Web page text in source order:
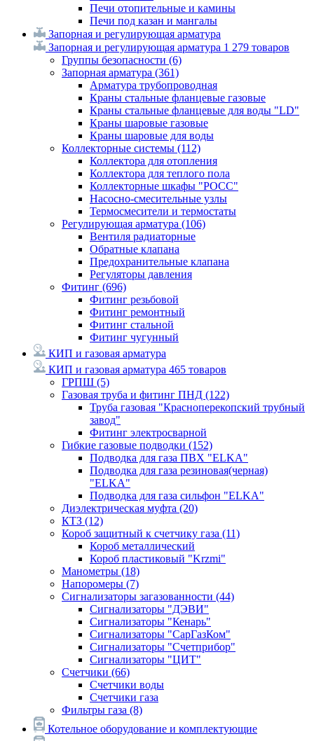
Печи отопительные и камины
Печи под казан и мангалы
Запорная и регулирующая арматура
Запорная и регулирующая арматура 1 279 товаров
Группы безопасности (6)
Запорная арматура (361)
Арматура трубопроводная
Краны стальные фланцевые газовые
Краны стальные фланцевые для воды "LD"
Краны шаровые газовые
Краны шаровые для воды
Коллекторные системы (112)
Коллектора для отопления
Коллектора для теплого пола
Коллекторные шкафы "РОСС"
Насосно-смесительные узлы
Термосмесители и термостаты
Регулирующая арматура (106)
Вентиля радиаторные
Обратные клапана
Предохранительные клапана
Регуляторы давления
Фитинг (696)
Фитинг резьбовой
Фитинг ремонтный
Фитинг стальной
Фитинг чугунный
КИП и газовая арматура
КИП и газовая арматура 465 товаров
ГРПШ (5)
Газовая труба и фитинг ПНД (122)
Труба газовая "Красноперекопский трубный
завод"
Фитинг электросварной
Гибкие газовые подводки (152)
Подводка для газа ПВХ "ELKA"
Подводка для газа резиновая(черная)
"ELKA"
Подводка для газа сильфон "ELKA"
Диэлектрическая муфта (20)
КТЗ (12)
Короб защитный к счетчику газа (11)
Короб металлический
Короб пластиковый "Krzmi"
Манометры (18)
Напоромеры (7)
Сигнализаторы загазованности (44)
Сигнализаторы "ДЭВИ"
Сигнализаторы "Кенарь"
Сигнализаторы "СарГазКом"
Сигнализаторы "Счетприбор"
Сигнализаторы "ЦИТ"
Счетчики (66)
Счетчики воды
Счетчики газа
Фильтры газа (8)
Котельное оборудование и комплектующие